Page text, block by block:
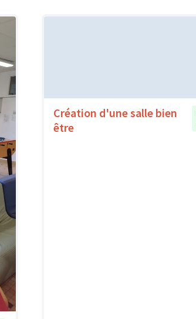
Création d'une salle bien
être